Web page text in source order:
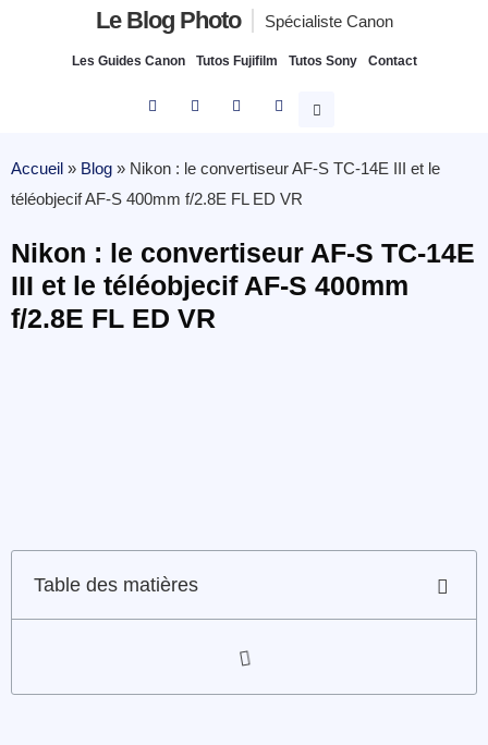
Le Blog Photo Spécialiste Canon
Les Guides Canon Tutos Fujifilm Tutos Sony Contact
Accueil » Blog » Nikon : le convertiseur AF-S TC-14E III et le
téléobjecif AF-S 400mm f/2.8E FL ED VR
Nikon : le convertiseur AF-S TC-14E
III et le téléobjecif AF-S 400mm
f/2.8E FL ED VR
Table des matières